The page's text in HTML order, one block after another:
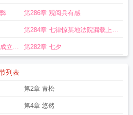
第286章 观阅兵有感
第284章 七律惊某地法院漏载上诉
期事
立志 第282章 七夕
列表
第2章 青松
第4章 悠然